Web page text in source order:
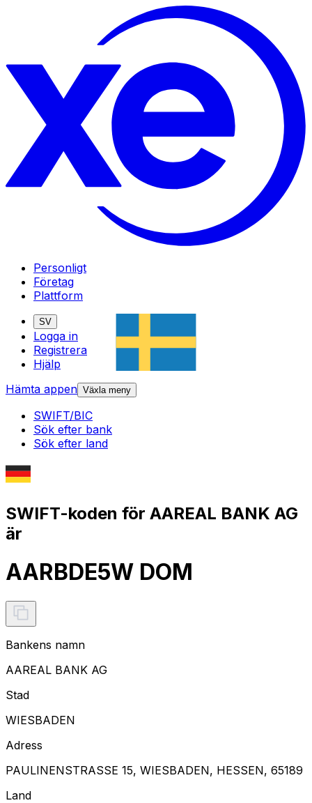
Personligt
Företag
Plattform
SV
Logga in
Registrera
Hjälp
Hämta appen Växla meny
SWIFT/BIC
Sök efter bank
Sök efter land
SWIFT-koden för AAREAL BANK AG
är
AARBDE5W DOM
Bankens namn
AAREAL BANK AG
Stad
WIESBADEN
Adress
PAULINENSTRASSE 15, WIESBADEN, HESSEN, 65189
Land